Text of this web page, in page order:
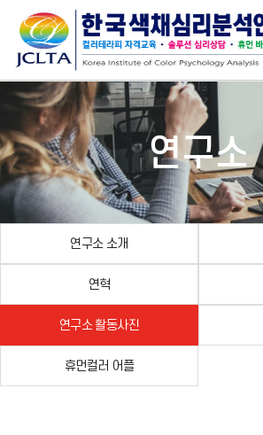
연구소
연구소 소개
연혁
연구소 활동사진
휴먼컬러 어플